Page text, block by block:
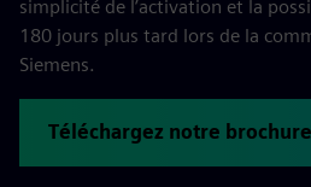
simplicité de l’activation et la
180 jours plus tard lors de la
Siemens.